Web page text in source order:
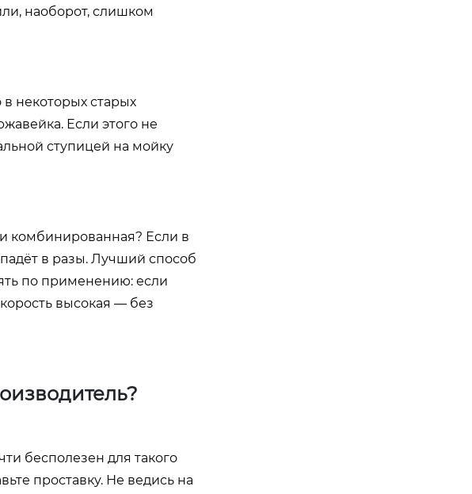
наоборот, слишком
некоторых старых
Если этого не
ступицей на мойку
комбинированная? Если в
в разы. Лучший способ
по применению: если
высокая — без
бесполезен для такого
проставку. Не ведись на